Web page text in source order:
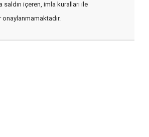
içeren, imla kuralları ile
onaylanmamaktadır.